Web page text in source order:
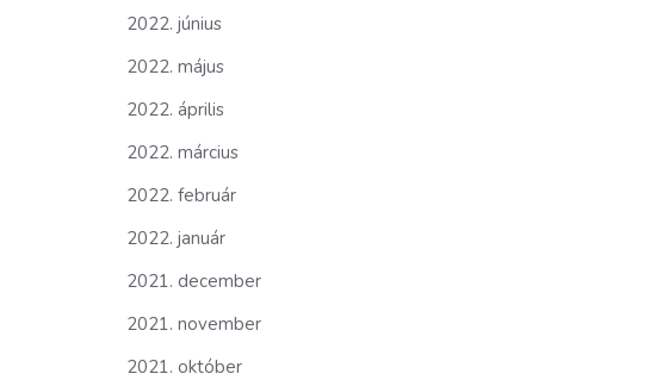
2022. június
2022. május
2022. április
2022. március
2022. február
2022. január
2021. december
2021. november
2021. október